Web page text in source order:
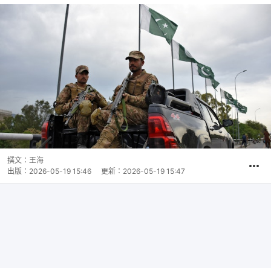
撰文： 王海
出版： 2026-05-19 15:46 更新： 2026-05-19 15:47